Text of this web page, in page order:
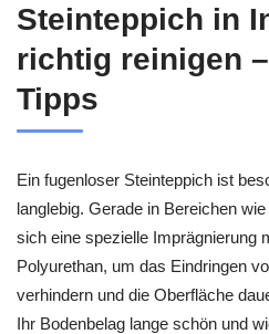
Steinteppich in
richtig reinigen
Tipps
Ein fugenloser Steinteppich ist
langlebig. Gerade in Bereichen
sich eine spezielle Imprägnierung
Polyurethan, um das Eindringen
verhindern und die Oberfläche
Ihr Bodenbelag lange schön und